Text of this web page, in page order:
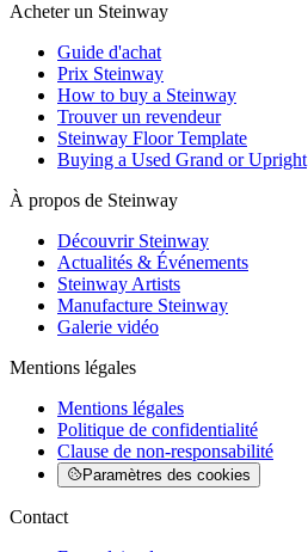
Acheter un Steinway
Guide d'achat
Prix Steinway
How to buy a Steinway
Trouver un revendeur
Steinway Floor Template
Buying a Used Grand or Upright
À propos de Steinway
Découvrir Steinway
Actualités & Événements
Steinway Artists
Manufacture Steinway
Galerie vidéo
Mentions légales
Mentions légales
Politique de confidentialité
Clause de non-responsabilité
Paramètres des cookies
Contact